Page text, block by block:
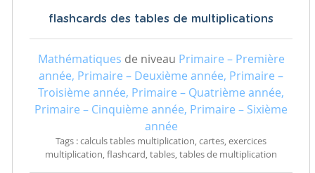
flashcards des tables de multiplications
Mathématiques de niveau Primaire – Première
année, Primaire – Deuxième année, Primaire –
Troisième année, Primaire – Quatrième année,
Primaire – Cinquième année, Primaire – Sixième
année
Tags : calculs tables multiplication, cartes, exercices
multiplication, flashcard, tables, tables de multiplication